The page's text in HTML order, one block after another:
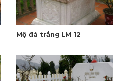
Mộ đá trắng LM 12